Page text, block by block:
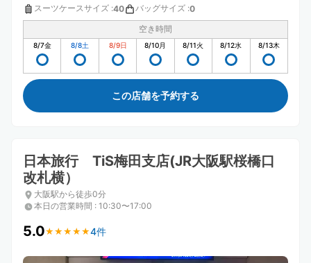
スーツケースサイズ :40 バッグサイズ :0
空き時間
8/7金 8/8土 8/9日 8/10月 8/11火 8/12水 8/13木
この店舗を予約する
日本旅行 TiS梅田支店(JR大阪駅桜橋口
改札横）
大阪駅から徒歩0分
本日の営業時間 : 10:30〜17:00
5.0★ ★ ★ ★ ★
★ ★ ★ ★ ★4件